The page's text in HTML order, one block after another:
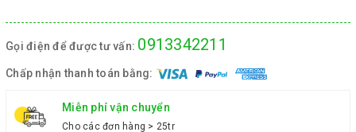
Gọi điện để được tư vấn: 0913342211
Chấp nhận thanh toán bằng:
Miễn phí vận chuyển
Cho các đơn hàng > 25tr